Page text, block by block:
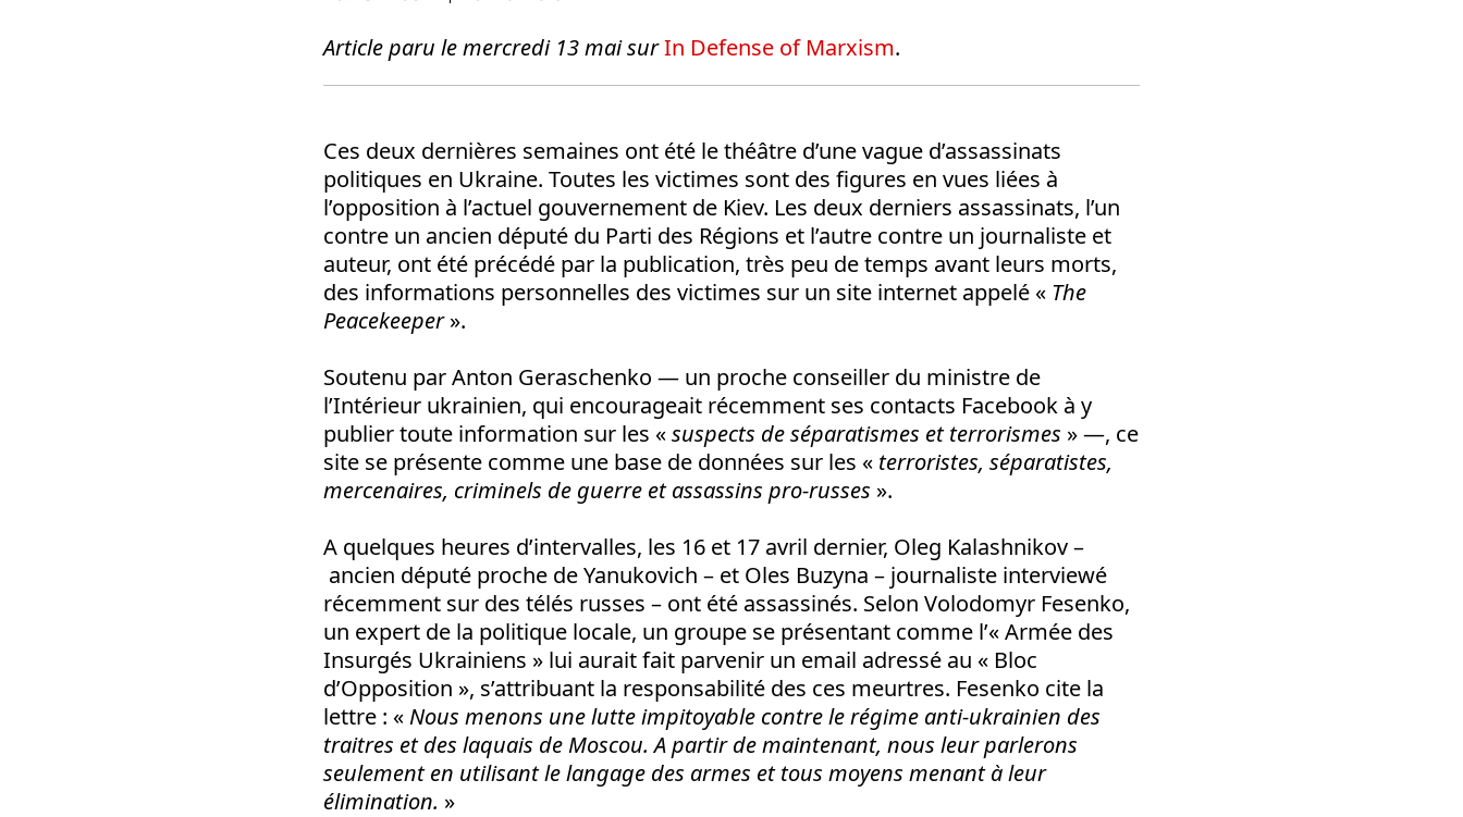
Article paru le mercredi 13 mai surIn Defense of Marxism.
Ces deux dernières semaines ont été le théâtre d’une vague d’assassinats
politiques en Ukraine. Toutes les victimes sont des figures en vues liées à
l’opposition à l’actuel gouvernement de Kiev. Les deux derniers assassinats, l’un
contre un ancien député du Parti des Régions et l’autre contre un journaliste et
auteur, ont été précédé par la publication, très peu de temps avant leurs morts,
des informations personnelles des victimes sur un site internet appelé « The
Peacekeeper».
Soutenu par Anton Geraschenko — un proche conseiller du ministre de
l’Intérieur ukrainien, qui encourageait récemment ses contacts Facebook à y
publier toute information sur les «suspects de séparatismes et terrorismes » —, ce
site se présente comme une base de données sur les « terroristes, séparatistes,
mercenaires, criminels de guerre et assassins pro-russes ».
A quelques heures d’intervalles, les 16 et 17 avril dernier, Oleg Kalashnikov –
ancien député proche de Yanukovich – et Oles Buzyna – journaliste interviewé
récemment sur des télés russes – ont été assassinés. Selon Volodomyr Fesenko,
un expert de la politique locale, un groupe se présentant comme l’« Armée des
Insurgés Ukrainiens » lui aurait fait parvenir un email adressé au « Bloc
d’Opposition », s’attribuant la responsabilité des ces meurtres. Fesenko cite la
lettre : «Nous menons une lutte impitoyable contre le régime anti-ukrainien des
traitres et des laquais de Moscou. A partir de maintenant, nous leur parlerons
seulement en utilisant le langage des armes et tous moyens menant à leur
élimination. »